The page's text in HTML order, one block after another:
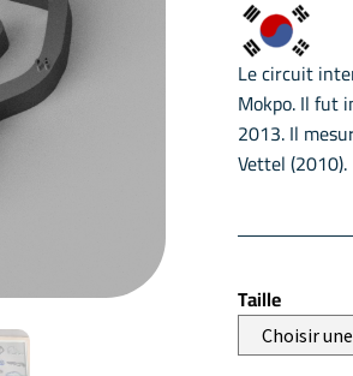
Le circuit
Mokpo. Il fut
2013. Il
Vettel (2010).
Taille